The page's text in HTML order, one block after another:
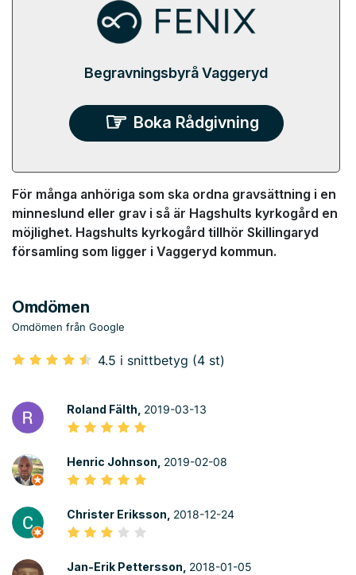
Begravningsbyrå Vaggeryd
Boka Rådgivning
För många anhöriga som ska ordna gravsättning i en
minneslund eller grav i så är Hagshults kyrkogård en
möjlighet. Hagshults kyrkogård tillhör Skillingaryd
församling som ligger i Vaggeryd kommun.
Omdömen
Omdömen från Google
4.5 i snittbetyg (4 st)
Roland Fälth, 2019-03-13
Henric Johnson, 2019-02-08
Christer Eriksson, 2018-12-24
Jan-Erik Pettersson, 2018-01-05